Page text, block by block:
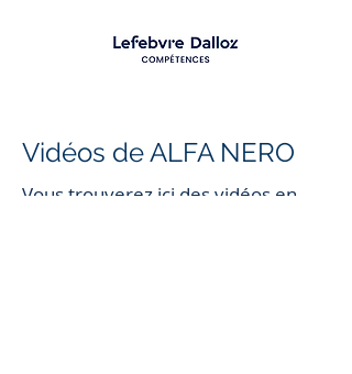
Vidéos de ALFA NERO
Vous trouverez ici des vidéos en